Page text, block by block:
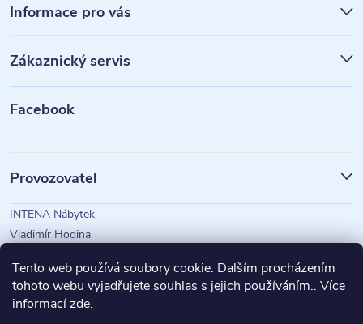
Tento web používá soubory cookie. Dalším procházením
tohoto webu vyjadřujete souhlas s jejich používáním.. Více
informacízde.
á
p
a
Informace pro vás
Zákaznický servis
Facebook
Provozovatel
INTENA Nábytek
Vladimír Hodina